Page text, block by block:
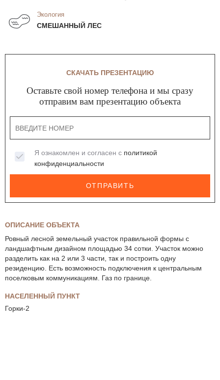
Экология
СМЕШАННЫЙ ЛЕС
ОПИСАНИЕ ОБЪЕКТА
Ровный лесной земельный участок правильной формы с
ландшафтным дизайном площадью 34 сотки. Участок можно
разделить как на 2 или 3 части, так и построить одну
резиденцию. Есть возможность подключения к центральным
поселковым коммуникациям. Газ по границе.
НАСЕЛЕННЫЙ ПУНКТ
Горки-2
СКАЧАТЬ ПРЕЗЕНТАЦИЮ
Оставьте свой номер телефона и мы сразу
отправим вам презентацию объекта
Я ознакомлен и согласен с политикой
конфиденциальности
ОТПРАВИТЬ